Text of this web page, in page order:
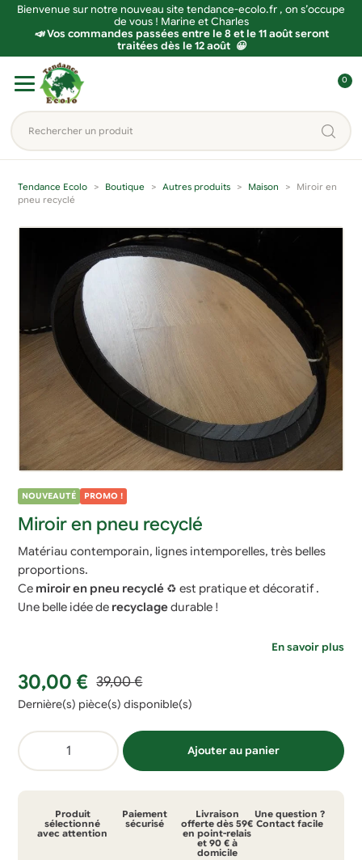
Bienvenue sur notre nouveau site tendance-ecolo.fr , on s’occupe
de vous ! Marine et Charles
📣 Vos commandes passées entre le 8 et le 11 août seront
traitées dès le 12 août 😀
navigation
contenu
Rechercher
un
produit...
o
n
0
Tendance Ecolo Boutique Autres produits Maison
Miroir en
pneu recyclé
NOUVEAUTÉ PROMO !
Miroir en pneu recyclé
Matériau contemporain, lignes intemporelles, très belles
proportions.
Ce miroir en pneu recyclé ♻ est pratique et décoratif .
Une belle idée de recyclagedurable !
En savoir plus
39,00€
Le
prix
initial
était :
39,00 €.
30,00 €
Le
prix
actuel
est :
30,00 €.
Dernière(s) pièce(s) disponible(s)
quantité
de
pneu
Ajouter au panier
Produit
sélectionné
avec attention
Paiement
sécurisé
Livraison
offerte dès 59€
en point-relais
et 90 € à
domicile
Une question ?
Contact facile